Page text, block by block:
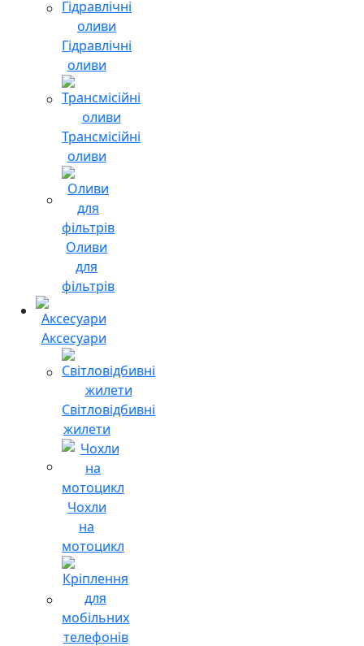
Гідравлічні
оливи
Трансмісійні
оливи
Оливи
для
фільтрів
Аксесуари
Світловідбивні
жилети
Чохли
на
мотоцикл